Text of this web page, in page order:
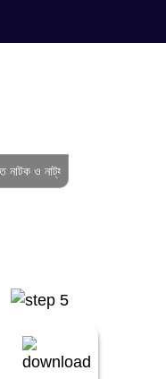
ও নাট্যতত্ত্ব এবং চারুকলা বিভাগের